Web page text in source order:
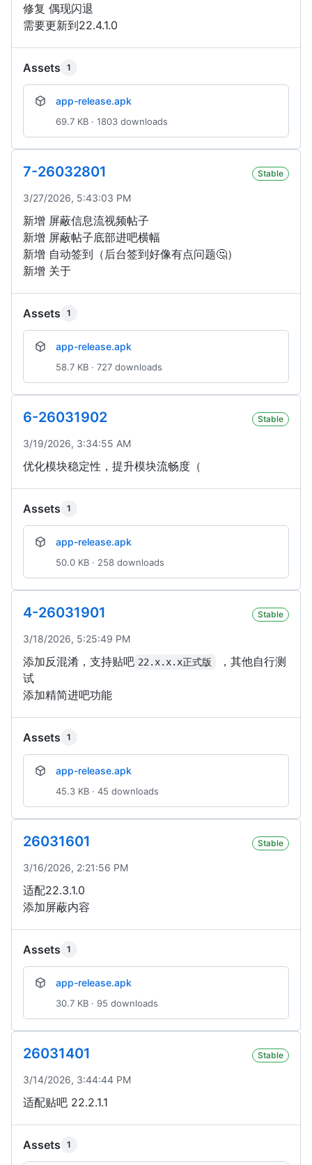
修复 偶现闪退
需要更新到22.4.1.0
Assets 1
app-release.apk
69.7 KB · 1803 downloads
7-26032801 Stable
3/27/2026, 5:43:03 PM
新增 屏蔽信息流视频帖子
新增 屏蔽帖子底部进吧横幅
新增 自动签到（后台签到好像有点问题🤔）
新增 关于
Assets 1
app-release.apk
58.7 KB · 727 downloads
6-26031902 Stable
3/19/2026, 3:34:55 AM
优化模块稳定性，提升模块流畅度（
Assets 1
app-release.apk
50.0 KB · 258 downloads
4-26031901 Stable
3/18/2026, 5:25:49 PM
添加反混淆，支持贴吧 22.x.x.x正式版
，其他自行测
试
添加精简进吧功能
Assets 1
app-release.apk
45.3 KB · 45 downloads
26031601 Stable
3/16/2026, 2:21:56 PM
适配22.3.1.0
添加屏蔽内容
Assets 1
app-release.apk
30.7 KB · 95 downloads
26031401 Stable
3/14/2026, 3:44:44 PM
适配贴吧 22.2.1.1
Assets 1